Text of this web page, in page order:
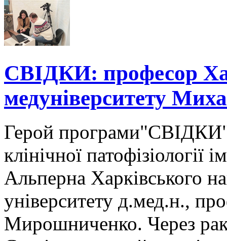
СВІДКИ: професор
медуніверситету
Герой програми"СВІДКИ"
клінічної патофізіології
Альперна Харківського
університету д.мед.н.,
Мирошниченко. Через